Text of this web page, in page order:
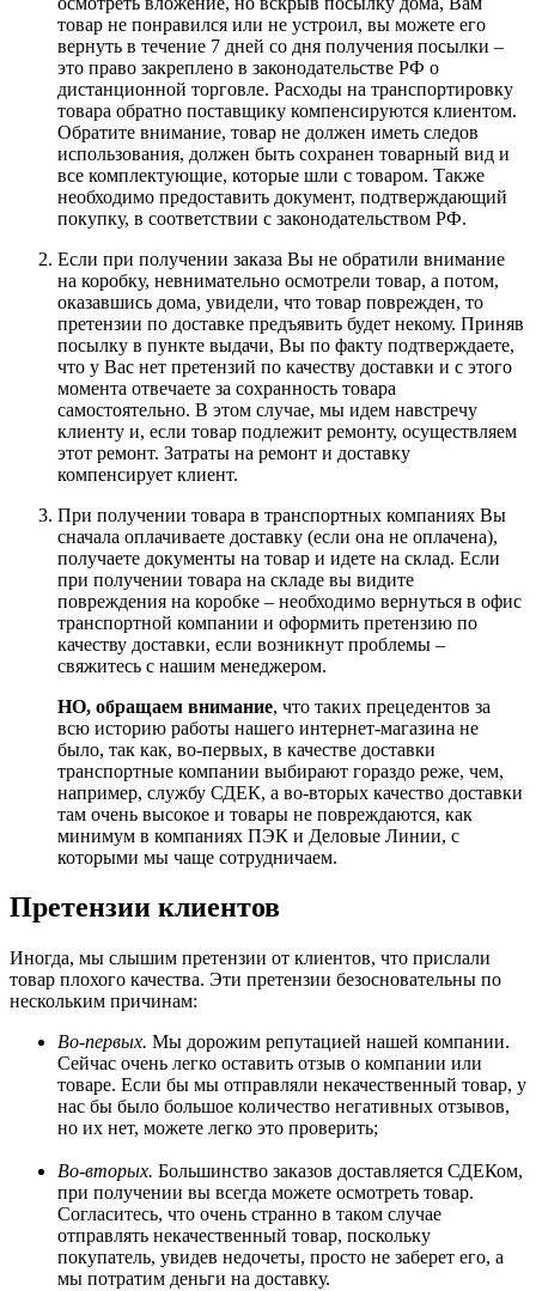
товар не понравился или не устроил, вы можете его
вернуть в течение 7 дней со дня получения посылки –
это право закреплено в законодательстве РФ о
дистанционной торговле. Расходы на транспортировку
товара обратно поставщику компенсируются клиентом.
Обратите внимание, товар не должен иметь следов
использования, должен быть сохранен товарный вид и
все комплектующие, которые шли с товаром. Также
необходимо предоставить документ, подтверждающий
покупку, в соответствии с законодательством РФ.
Если при получении заказа Вы не обратили внимание
на коробку, невнимательно осмотрели товар, а потом,
оказавшись дома, увидели, что товар поврежден, то
претензии по доставке предъявить будет некому. Приняв
посылку в пункте выдачи, Вы по факту подтверждаете,
что у Вас нет претензий по качеству доставки и с этого
момента отвечаете за сохранность товара
самостоятельно. В этом случае, мы идем навстречу
клиенту и, если товар подлежит ремонту, осуществляем
этот ремонт. Затраты на ремонт и доставку
компенсирует клиент.
При получении товара в транспортных компаниях Вы
сначала оплачиваете доставку (если она не оплачена),
получаете документы на товар и идете на склад. Если
при получении товара на складе вы видите
повреждения на коробке – необходимо вернуться в офис
транспортной компании и оформить претензию по
качеству доставки, если возникнут проблемы –
свяжитесь с нашим менеджером.
НО, обращаем внимание, что таких прецедентов за
всю историю работы нашего интернет-магазина не
было, так как, во-первых, в качестве доставки
транспортные компании выбирают гораздо реже, чем,
например, службу СДЕК, а во-вторых качество доставки
там очень высокое и товары не повреждаются, как
минимум в компаниях ПЭК и Деловые Линии, с
которыми мы чаще сотрудничаем.
Претензии клиентов
Иногда, мы слышим претензии от клиентов, что прислали
товар плохого качества. Эти претензии безосновательны по
нескольким причинам:
Во-первых. Мы дорожим репутацией нашей компании.
Сейчас очень легко оставить отзыв о компании или
товаре. Если бы мы отправляли некачественный товар, у
нас бы было большое количество негативных отзывов,
но их нет, можете легко это проверить;
Во-вторых. Большинство заказов доставляется СДЕКом,
при получении вы всегда можете осмотреть товар.
Согласитесь, что очень странно в таком случае
отправлять некачественный товар, поскольку
покупатель, увидев недочеты, просто не заберет его, а
мы потратим деньги на доставку.